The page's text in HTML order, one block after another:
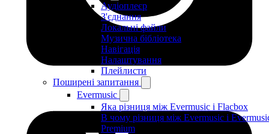
Аудіоплеєр
З'єднання
Локальні файли
Музична бібліотека
Навігація
Налаштування
Плейлисти
Поширені запитання
Evermusic
Яка різниця між Evermusic і Flacbox
В чому різниця між Evermusic і
Premium